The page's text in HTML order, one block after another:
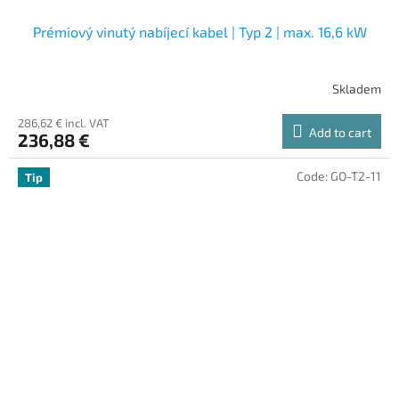
Prémiový vinutý nabíjecí kabel | Typ 2 | max. 16,6 kW
Skladem
286,62 € incl. VAT
236,88 € Add to cart
Tip Code: GO-T2-11